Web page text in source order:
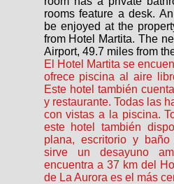
rooms feature a desk.
be enjoyed at the
from Hotel Martita. The
Airport, 49.7 miles from
El Hotel Martita se
ofrece piscina al aire
Este hotel también
y restaurante. Todas las
con vistas a la piscina.
este hotel también
plana, escritorio y
sirve un desayuno
encuentra a 37 km del
de La Aurora es el más